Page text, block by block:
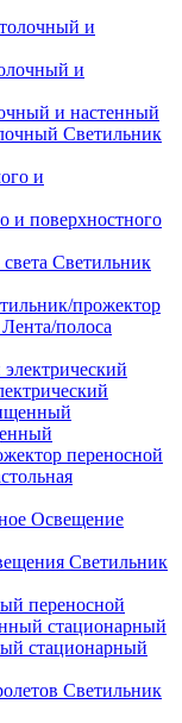
и
и настенный
Светильник
и поверхностного
Светильник
прожектор
Лента/полоса
переносной
Освещение
Светильник
переносной
стационарный
Светильник